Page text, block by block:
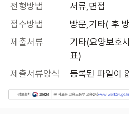
전형방법
서류,면접
접수방법
방문,기타( 후
제출서류
기타(요양보호
표)
제출서류양식
등록된 파일이